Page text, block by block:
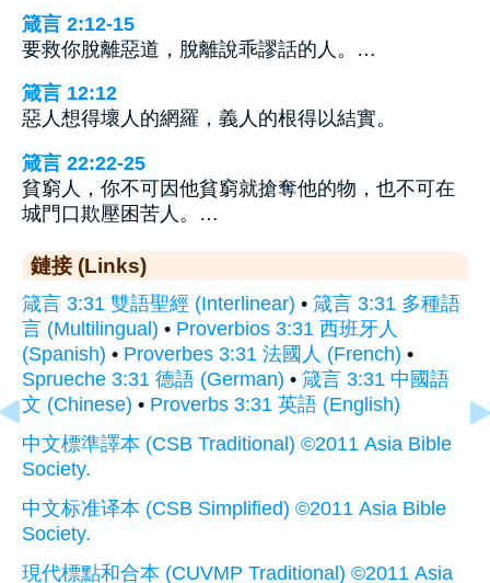
箴言 2:12-15
要救你脫離惡道，脫離說乖謬話的人。…
箴言 12:12
惡人想得壞人的網羅，義人的根得以結實。
箴言 22:22-25
貧窮人，你不可因他貧窮就搶奪他的物，也不可在
城門口欺壓困苦人。…
鏈接 (Links)
箴言 3:31 雙語聖經 (Interlinear) • 箴言 3:31 多種語
言 (Multilingual) • Proverbios 3:31 西班牙人
(Spanish) • Proverbes 3:31 法國人 (French) •
Sprueche 3:31 德語 (German) • 箴言 3:31 中國語
文 (Chinese) • Proverbs 3:31 英語 (English)
中文標準譯本 (CSB Traditional) ©2011 Asia Bible
Society.
中文标准译本 (CSB Simplified) ©2011 Asia Bible
Society.
現代標點和合本 (CUVMP Traditional) ©2011 Asia